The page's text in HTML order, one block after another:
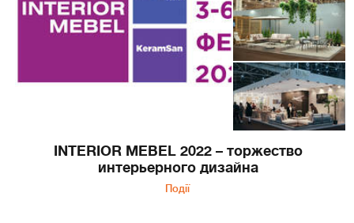
INTERIOR MEBEL 2022 – торжество
интерьерного дизайна
Події